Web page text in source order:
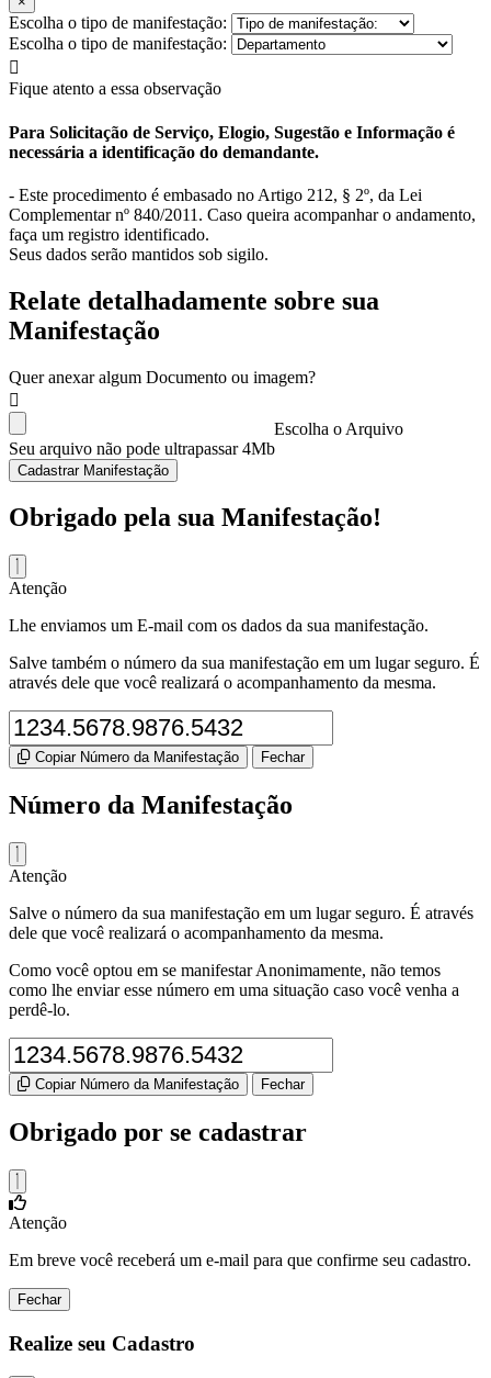
Escolha o tipo de manifestação:
Escolha o tipo de manifestação:
Fique atento a essa observação
Para Solicitação de Serviço, Elogio, Sugestão e Informação é
necessária a identificação do demandante.
- Este procedimento é embasado no Artigo 212, § 2º, da Lei
Complementar nº 840/2011. Caso queira acompanhar o andamento,
faça um registro identificado.
Seus dados serão mantidos sob sigilo.
Relate detalhadamente sobre sua
Manifestação
Quer anexar algum Documento ou imagem?
Escolha o Arquivo
Seu arquivo não pode ultrapassar 4Mb
Cadastrar Manifestação
Obrigado pela sua Manifestação!
Atenção
Lhe enviamos um E-mail com os dados da sua manifestação.
Salve também o número da sua manifestação em um lugar seguro. É
através dele que você realizará o acompanhamento da mesma.
Copiar Número da Manifestação Fechar
Número da Manifestação
Atenção
Salve o número da sua manifestação em um lugar seguro. É através
dele que você realizará o acompanhamento da mesma.
Como você optou em se manifestar Anonimamente, não temos
como lhe enviar esse número em uma situação caso você venha a
perdê-lo.
Copiar Número da Manifestação Fechar
Obrigado por se cadastrar
Atenção
Em breve você receberá um e-mail para que confirme seu cadastro.
Fechar
Realize seu Cadastro